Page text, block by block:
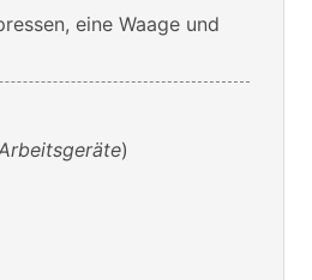
eine Waage und
)